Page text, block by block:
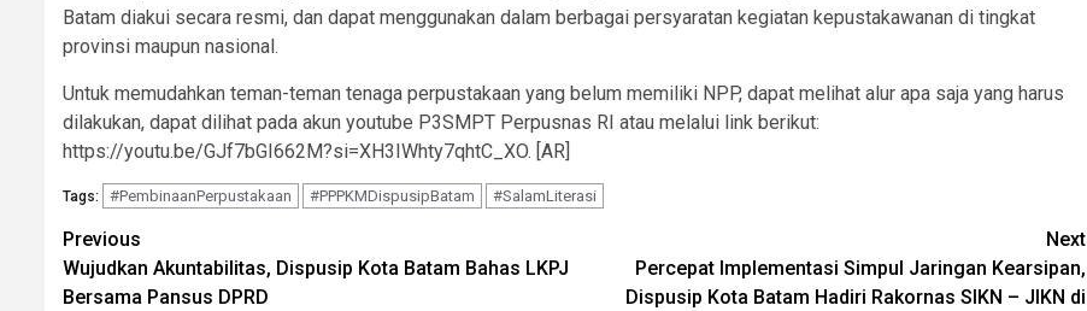
Batam diakui secara resmi, dan dapat menggunakan dalam berbagai persyaratan kegiatan kepustakawanan di tingkat
provinsi maupun nasional.
Untuk memudahkan teman-teman tenaga perpustakaan yang belum memiliki NPP, dapat melihat alur apa saja yang harus
dilakukan, dapat dilihat pada akun youtube P3SMPT Perpusnas RI atau melalui link berikut:
https://youtu.be/GJf7bGI662M?si=XH3IWhty7qhtC_XO. [AR]
Tags: #PembinaanPerpustakaan #PPPKMDispusipBatam #SalamLiterasi
Continue
Reading
Previous
Wujudkan Akuntabilitas, Dispusip Kota Batam Bahas LKPJ
Bersama Pansus DPRD
Next
Percepat Implementasi Simpul Jaringan Kearsipan,
Dispusip Kota Batam Hadiri Rakornas SIKN – JIKN di